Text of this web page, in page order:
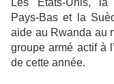
Les Etats-Unis, la
Pays-Bas et la
aide au Rwanda au
groupe armé actif à
de cette année.